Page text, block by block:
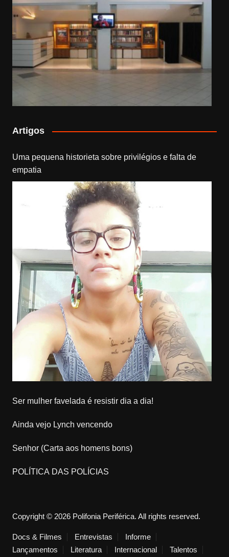
Artigos
Uma pequena historieta sobre privilégios e falta de
empatia
Ser mulher favelada é resistir dia a dia!
Ainda vejo Lynch vencendo
Senhor (Carta aos homens bons)
POLÍTICA DAS POLÍCIAS
Copyright © 2026 Polifonia Periférica. All rights reserved.
Docs & Filmes Entrevistas
Informe
Lançamentos
Literatura Internacional
Talentos